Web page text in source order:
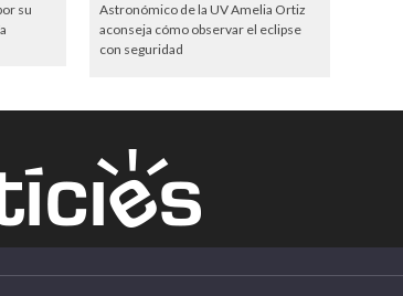
su
Astronómico de la UV Amelia Ortiz
aconseja cómo observar el eclipse
con seguridad